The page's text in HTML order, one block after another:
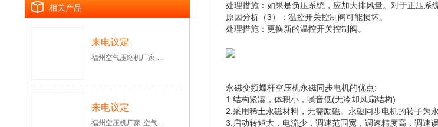
相关产品
来电议定
福州空气压缩机厂家-...
来电议定
福州空压机厂家-空气...
处理措施：如果是负压系统，应加大排风量。对于正压系
原因分析（3）：温控开关控制阀可能损坏。
处理措施：更换新的温控开关控制阀。
永磁变频螺杆空压机永磁同步电机的优点:
1.结构紧凑，体积小，噪音低(无冷却风扇结构)
2.采用稀土永磁材料，无需励磁。永磁同步电机的转子为
3.启动转矩大，电流少，调速范围宽，调速精度高，调速